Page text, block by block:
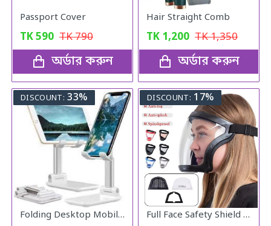
Passport Cover
TK590 TK790
অর্ডার করুন
Hair Straight Comb
TK 1,200 TK1,350
অর্ডার করুন
DISCOUNT: 33%
Folding Desktop Mobile Phone Stand
DISCOUNT: 17%
Full Face Safety Shield with Filter